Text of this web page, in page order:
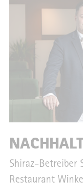
Shiraz-Betreiber
Restaurant